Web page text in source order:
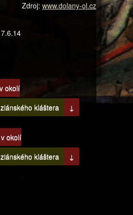
Zdroj: www.dolany-ol.cz
v okolí
kláštera
↓
v okolí
kláštera
↓